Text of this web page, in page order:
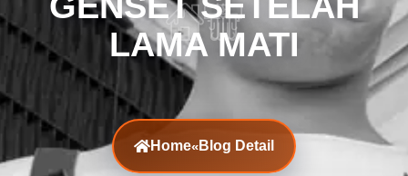
LAMA MATI
Home«Blog Detail